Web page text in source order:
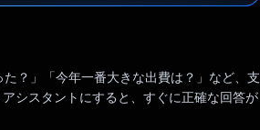
た？」「今年一番大きな出費は？」など、支
シスタントにすると、すぐに正確な回答が